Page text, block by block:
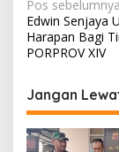
N
a
v
i
g
a
Pos sebelumnya
Edwin Senjaya
Harapan Bagi
PORPROV XIV
Jangan